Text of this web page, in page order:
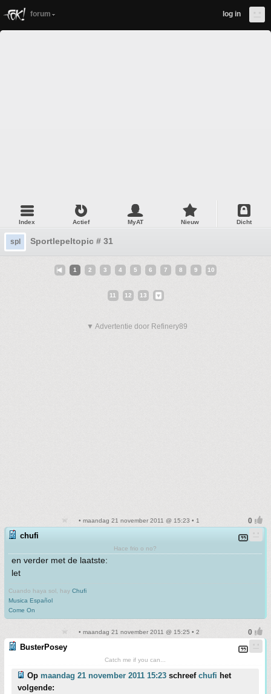
forum log in
Index Actief MyAT Nieuw Dicht
spl Sportlepeltopic # 31
1 2 3 4 5 6 7 8 9 10
11 12 13
▼ Advertentie door Refinery89
• maandag 21 november 2011 @ 15:23 • 1
chufi
Hace frio o no?
en verder met de laatste:
let
Cuando haya sol, hay Chufi
Musica Español
Come On
• maandag 21 november 2011 @ 15:25 • 2
BusterPosey
Catch me if you can...
Op maandag 21 november 2011 15:23 schreef chufi het
volgende: